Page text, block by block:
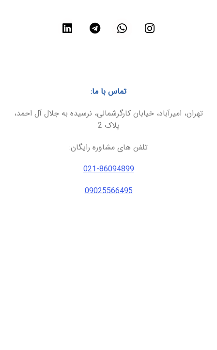
تماس با ما:
تهران، امیرآباد، خیابان کارگرشمالی، نرسیده به جلال آل احمد،
پلاک 2
تلفن های مشاوره رایگان:
021-86094899
09025566495